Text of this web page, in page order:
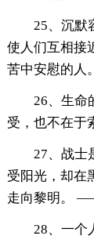
25、沉默
使人们互相接
苦中安慰的
26、生命
受，也不在
27、战士
受阳光，却在
走向黎明。
28、一个